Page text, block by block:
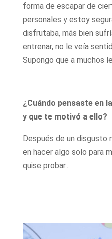
forma de escapar de
personales y estoy
disfrutaba, más bien
entrenar, no le veía
Supongo que a muchos
¿Cuándo pensaste en
y que te motivó a ello?
Después de un disgusto
en hacer algo solo para
quise probar...